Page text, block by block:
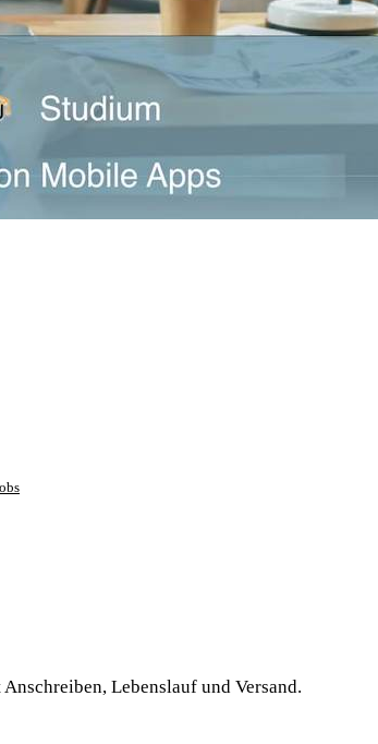
Lebenslauf und Versand.